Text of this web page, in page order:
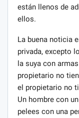
están llenos de
ellos.
La buena noticia
privada, excepto
la suya con
propietario no
el propietario no
Un hombre con
pelees con una